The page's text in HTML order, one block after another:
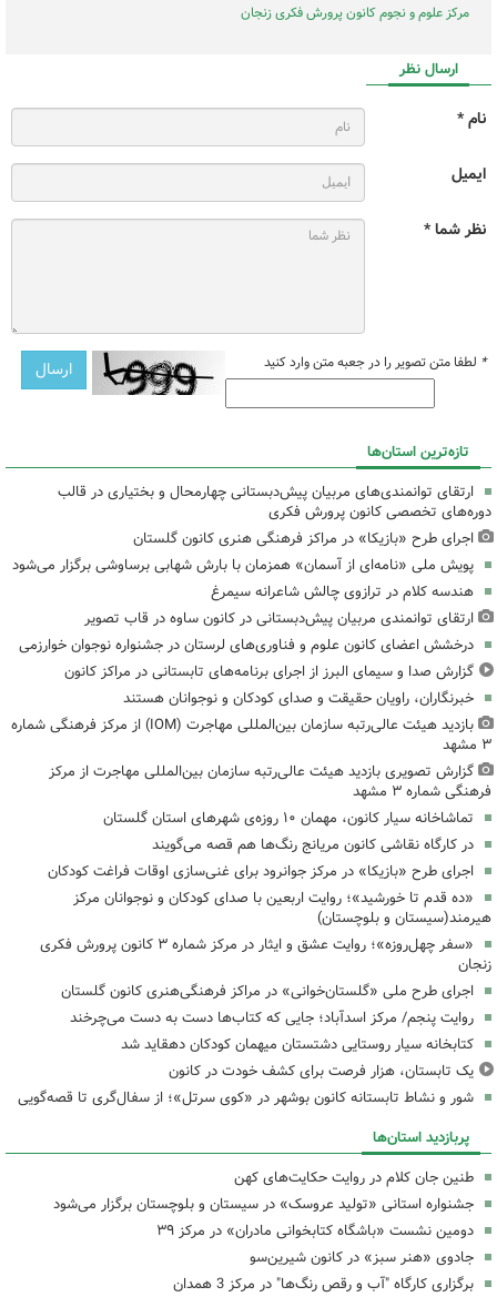
مرکز علوم و نجوم کانون پرورش فکری زنجان
ارسال نظر
نام *
ایمیل
نظر شما *
* لطفا متن تصویر را در جعبه متن وارد کنید
تازه‌ترین استان‌ها
ارتقای توانمندی‌های مربیان پیش‌دبستانی چهارمحال و بختیاری در قالب
دوره‌های تخصصی کانون پرورش فکری
اجرای طرح «بازیکا» در مراکز فرهنگی هنری کانون گلستان
پویش ملی «نامه‌ای از آسمان» همزمان با بارش شهابی برساوشی برگزار می‌شود
هندسه کلام در ترازوی چالش شاعرانه سیمرغ
ارتقای توانمندی مربیان پیش‌دبستانی در کانون ساوه در قاب تصویر
درخشش اعضای کانون علوم و فناوری‌های لرستان در جشنواره نوجوان خوارزمی
گزارش صدا و سیمای البرز از اجرای برنامه‌های تابستانی در مراکز کانون
خبرنگاران، راویان حقیقت و صدای کودکان و نوجوانان هستند
بازدید هیئت عالی‌رتبه سازمان بین‌المللی مهاجرت (IOM) از مرکز فرهنگی شماره
۳ مشهد
گزارش تصویری بازدید هیئت عالی‌رتبه سازمان بین‌المللی مهاجرت از مرکز
فرهنگی شماره ۳ مشهد
تماشاخانه سیار کانون، مهمان ۱۰ روزه‌ی شهرهای استان گلستان
در کارگاه نقاشی کانون مریانج رنگ‌ها هم قصه می‌گویند
اجرای طرح «بازیکا» در مرکز جوانرود برای غنی‌سازی اوقات فراغت کودکان
«ده قدم تا خورشید»؛ روایت اربعین با صدای کودکان و نوجوانان مرکز
هیرمند(سیستان و بلوچستان)
«سفر چهل‌روزه»؛ روایت عشق و ایثار در مرکز شماره ۳ کانون پرورش فکری
زنجان
اجرای طرح ملی «گلستان‌خوانی» در مراکز فرهنگی‌هنری کانون گلستان
روایت پنجم/ مرکز اسدآباد؛ جایی که کتاب‌ها دست به دست می‌چرخند
کتابخانه سیار روستایی دشتستان میهمان کودکان دهقاید شد
یک تابستان، هزار فرصت برای کشف خودت در کانون
شور و نشاط تابستانه کانون بوشهر در «کوی سرتل»؛ از سفال‌گری تا قصه‌گویی
پربازدید استان‌ها
طنین جان کلام در روایت حکایت‌های کهن
جشنواره استانی «تولید عروسک» در سیستان و بلوچستان برگزار می‌شود
دومین نشست «باشگاه کتابخوانی مادران» در مرکز ۳۹
جادوی «هنر سبز» در کانون شیرین‌سو
برگزاری کارگاه "آب و رقص رنگ‌ها" در مرکز 3 همدان